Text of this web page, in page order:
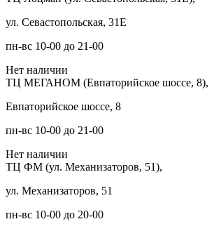
ул. Севастопольская, 31Е
пн-вс 10-00 до 21-00
Нет наличии
ТЦ МЕГАНОМ (Евпаторийское шоссе, 8),
Евпаторийское шоссе, 8
пн-вс 10-00 до 21-00
Нет наличии
ТЦ ФМ (ул. Механизаторов, 51),
ул. Механизаторов, 51
пн-вс 10-00 до 20-00